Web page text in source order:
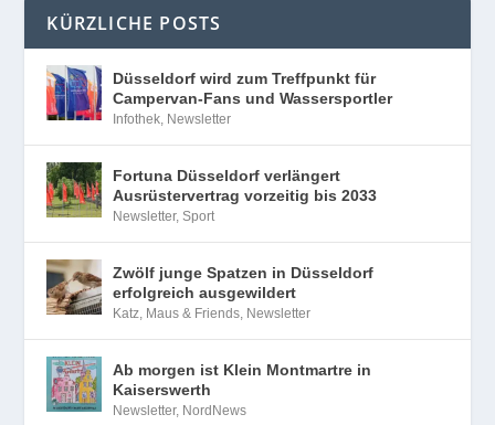
KÜRZLICHE POSTS
Düsseldorf wird zum Treffpunkt für
Campervan-Fans und Wassersportler
Infothek Newsletter
Fortuna Düsseldorf verlängert
Ausrüstervertrag vorzeitig bis 2033
Newsletter,Sport
Zwölf junge Spatzen in Düsseldorf
erfolgreich ausgewildert
Katz, Maus & Friends Newsletter
Ab morgen ist Klein Montmartre in
Kaiserswerth
Newsletter, NordNews